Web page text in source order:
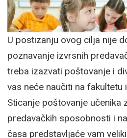
U postizanju ovog cilja nije
poznavanje izvrsnih
treba izazvati poštovanje i
vas neće naučiti na fakultetu
Sticanje poštovanje učenika
predavačkih sposobnosti i
časa predstavljaće vam